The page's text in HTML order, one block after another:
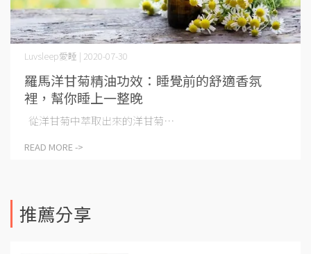
羅馬洋甘菊精油功效：睡覺前的舒適香氛
裡，幫你睡上一整晚
Luvsleep愛睡 | 2020-07-30
從洋甘菊中萃取出來的洋甘菊⋯
READ MORE ->
推薦分享